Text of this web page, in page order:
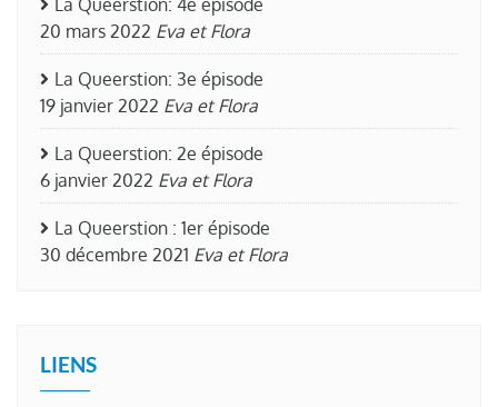
La Queerstion: 4e épisode
20 mars 2022 Eva et Flora
La Queerstion: 3e épisode
19 janvier 2022 Eva et Flora
La Queerstion: 2e épisode
6 janvier 2022 Eva et Flora
La Queerstion : 1er épisode
30 décembre 2021 Eva et Flora
LIENS